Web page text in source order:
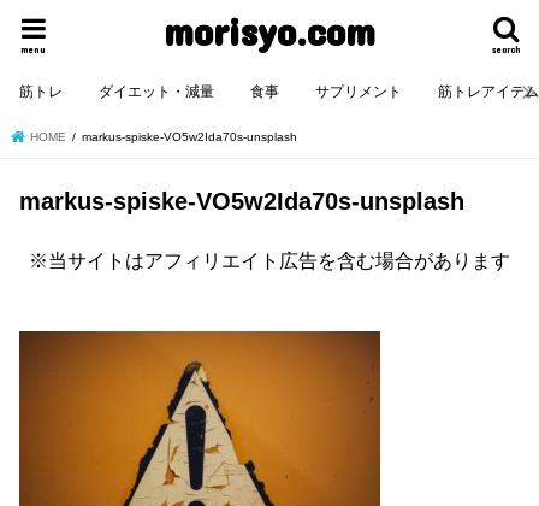
morisyo.com search
menu
筋トレ ダイエット・減量 食事 サプリメント 筋トレアイテム
HOME markus-spiske-VO5w2Ida70s-unsplash
markus-spiske-VO5w2Ida70s-unsplash
※当サイトはアフィリエイト広告を含む場合があります